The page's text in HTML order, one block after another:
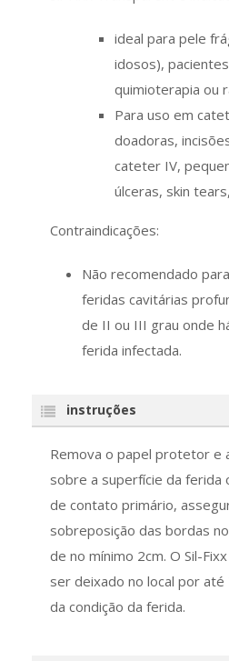
ideal para pele
idosos),
quimioterapia ou
Para uso em
doadoras,
cateter IV,
úlceras, skin
Contraindicações:
Não recomendado
feridas cavitárias
de II ou III grau onde
ferida infectada.
instruções
Remova o papel protetor e
sobre a superfície da ferida
de contato primário,
sobreposição das bordas
de no mínimo 2cm. O Sil-
ser deixado no local por
da condição da ferida.